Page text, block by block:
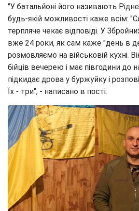
"У батальйоні його називають
будь-якій можливості каже всім:
терпляче чекає відповіді. У
вже 24 роки, як сам каже "день в
розмовляємо на військовій кухні.
бійців вечерею і має півгодини до
підкидає дрова у буржуйку і
Їх - три", - написано в пості.